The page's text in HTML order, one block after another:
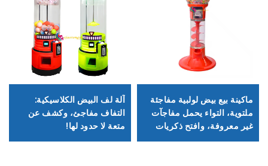
ماكينة بيع بيض لولبية مفاجئة
ملتوية، التواء يحمل مفاجآت
غير معروفة، وافتح ذكريات
السعادة في مرحلة الطفولة!
آلة لف البيض الكلاسيكية:
التفاف مفاجئ، وكشف عن
متعة لا حدود لها!